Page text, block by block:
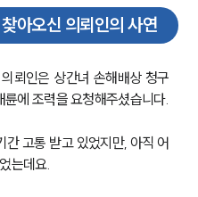
아오신 의뢰인의 사연
뢰인은 상간녀 손해배상 청구
에 조력을 요청해주셨습니다.
고통 받고 있었지만, 아직 어
는데요.